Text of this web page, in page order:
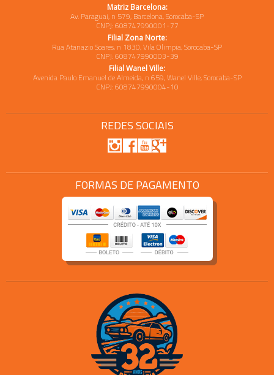
Matriz Barcelona:
Av. Paraguai, n 579, Barcelona, Sorocaba-SP
CNPJ: 608747990001-77
Filial Zona Norte:
Rua Atanazio Soares, n 1830, Vila Olimpia, Sorocaba-SP
CNPJ: 608747990003-39
Filial Wanel Ville:
Avenida Paulo Emanuel de Almeida, n 659, Wanel Ville, Sorocaba-SP
CNPJ: 608747990004-10
REDES SOCIAIS
FORMAS DE PAGAMENTO